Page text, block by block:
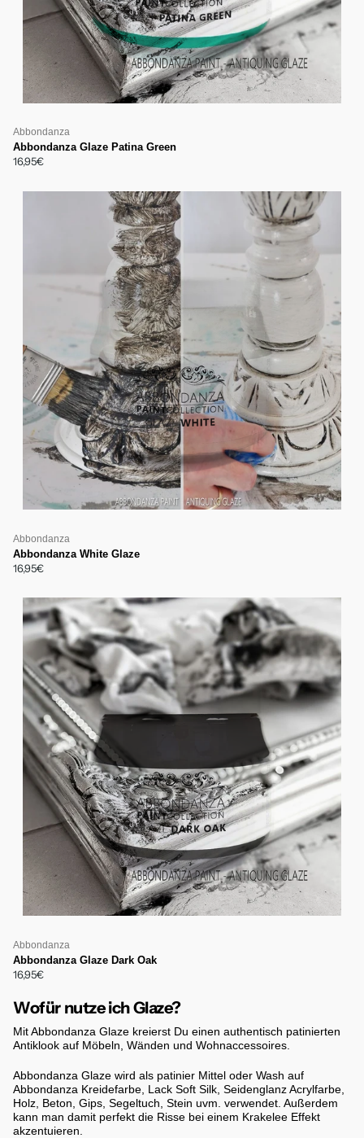
Abbondanza
Abbondanza Glaze Patina Green
16,95€
Abbondanza
Abbondanza White Glaze
16,95€
Abbondanza
Abbondanza Glaze Dark Oak
16,95€
Wofür nutze ich Glaze?
Mit Abbondanza Glaze kreierst Du einen authentisch patinierten
Antiklook auf Möbeln, Wänden und Wohnaccessoires.
Abbondanza Glaze wird als patinier Mittel oder Wash auf
Abbondanza Kreidefarbe, Lack Soft Silk, Seidenglanz Acrylfarbe,
Holz, Beton, Gips, Segeltuch, Stein uvm. verwendet. Außerdem
kann man damit perfekt die Risse bei einem Krakelee Effekt
akzentuieren.